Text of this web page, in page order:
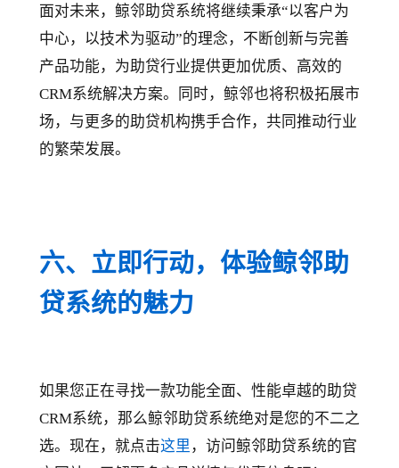
面对未来，鲸邻助贷系统将继续秉承“以客户为
中心，以技术为驱动”的理念，不断创新与完善
产品功能，为助贷行业提供更加优质、高效的
CRM系统解决方案。同时，鲸邻也将积极拓展市
场，与更多的助贷机构携手合作，共同推动行业
的繁荣发展。
六、立即行动，体验鲸邻助
贷系统的魅力
如果您正在寻找一款功能全面、性能卓越的助贷
CRM系统，那么鲸邻助贷系统绝对是您的不二之
选。现在，就点击这里 ，访问鲸邻助贷系统的官